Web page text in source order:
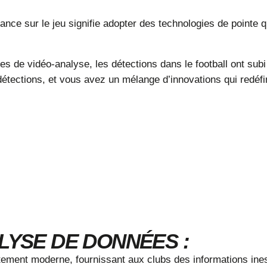
sur le jeu signifie adopter des technologies de pointe
de vidéo-analyse, les détections dans le football ont
et vous avez un mélange d’innovations qui
DE DONNÉES :
moderne, fournissant aux clubs des informations